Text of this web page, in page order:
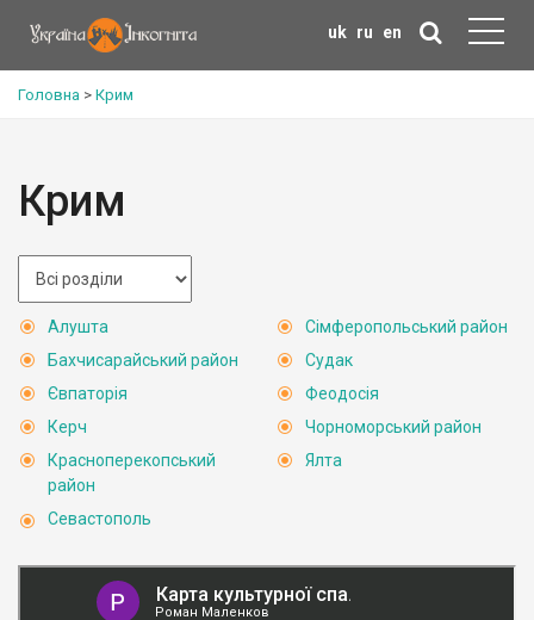
uk ru en
Головна > Крим
Крим
Алушта
Бахчисарайський район
Євпаторія
Керч
Красноперекопський
район
Севастополь
Сімферопольський район
Судак
Феодосія
Чорноморський район
Ялта